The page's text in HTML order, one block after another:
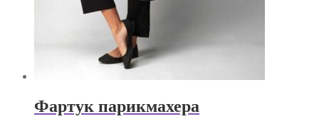
Фартук парикмахера